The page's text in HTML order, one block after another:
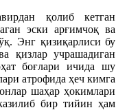
қолиб кетган
эски арғимчоқ ва
Энг қизиқарлиси бу
қизлар учрашадиган
боғлари ичида шу
атрофида ҳеч кимга
шаҳар ҳокимлари
бир тийин ҳам